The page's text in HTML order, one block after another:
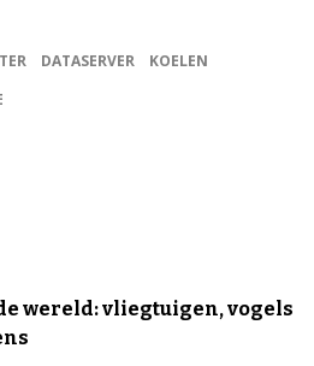
DATASERVER
KOELEN
wereld: vliegtuigen, vogels